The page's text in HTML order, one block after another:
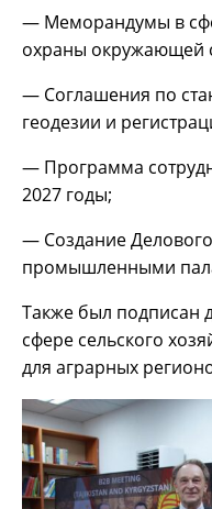
— Меморандумы в
охраны окружающей
— Соглашения по
геодезии и
— Программа
2027 годы;
— Создание
промышленными
Также был подписан
сфере сельского
для аграрных